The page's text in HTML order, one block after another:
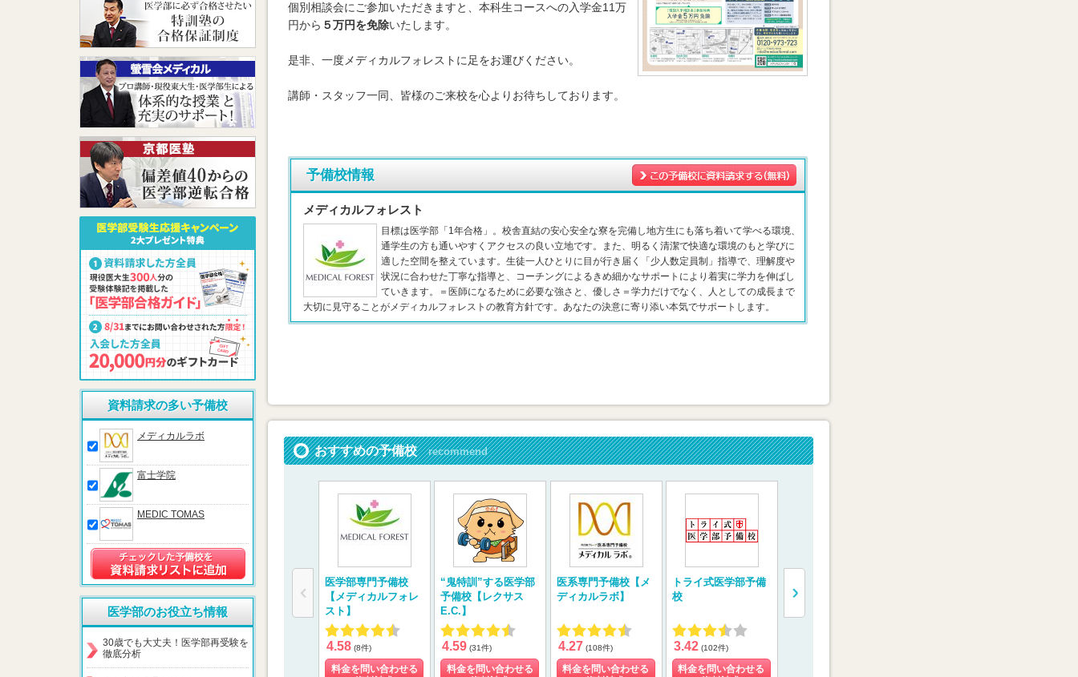
個別相談会にご参加いただきますと、本科生コースへの入学金11万
円から ５万円を免除いたします。
是非、一度メディカルフォレストに足をお運びください。
講師・スタッフ一同、皆様のご来校を心よりお待ちしております。
予備校情報
メディカルフォレスト
目標は医学部「1年合格」。校舎直結の安心安全な寮を完備し地方生にも落ち着いて学べる環境、
通学生の方も通いやすくアクセスの良い立地です。また、明るく清潔で快適な環境のもと学びに
適した空間を整えています。生徒一人ひとりに目が行き届く「少人数定員制」指導で、理解度や
状況に合わせた丁寧な指導と、コーチングによるきめ細かなサポートにより着実に学力を伸ばし
ていきます。＝医師になるために必要な強さと、優しさ＝学力だけでなく、人としての成長まで
大切に見守ることがメディカルフォレストの教育方針です。あなたの決意に寄り添い本気でサポートします。
おすすめの予備校 recommend
医学部専門予備校
【メディカルフォレ
スト】
4.58 (8件)
料金を問い合わせる
“鬼特訓”する医学部
予備校【レクサス
E.C.】
4.59 (31件)
料金を問い合わせる
医系専門予備校【メ
ディカルラボ】
4.27 (108件)
料金を問い合わせる
トライ式医学部予備
校
3.42 (102件)
料金を問い合わせる
学院】
資料請求の多い予備校
メディカルラボ
富士学院
MEDIC TOMAS
医学部のお役立ち情報
30歳でも大丈夫！医学部再受験を
徹底分析